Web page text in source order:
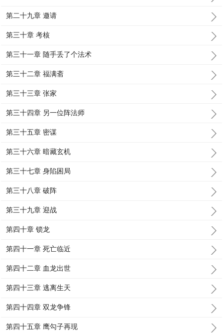
第二十九章 邀请
第三十章 考核
第三十一章 随手丢了个法术
第三十二章 福满斋
第三十三章 张家
第三十四章 另一位阵法师
第三十五章 密谋
第三十六章 暗藏玄机
第三十七章 身陷困局
第三十八章 破阵
第三十九章 迎战
第四十章 锁龙
第四十一章 死亡临近
第四十二章 血龙出世
第四十三章 逃离生天
第四十四章 双龙争锋
第四十五章 鹰勾子再现